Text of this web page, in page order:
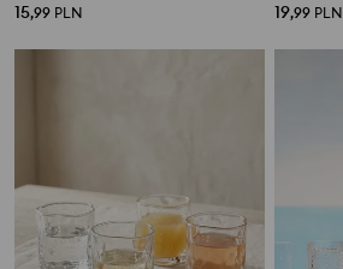
15,99 PLN 19,99 PLN